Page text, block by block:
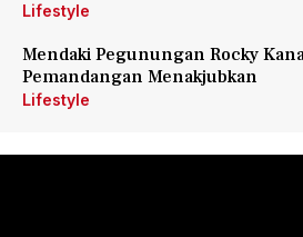
Lifestyle
Mendaki Pegunungan Rocky
Pemandangan Menakjubkan
Lifestyle